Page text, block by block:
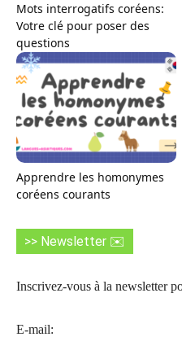
Mots interrogatifs coréens:
Votre clé pour poser des
questions
Apprendre les homonymes
coréens courants
>> Newsletter ✉️
Inscrivez-vous à la newsletter
E-mail: